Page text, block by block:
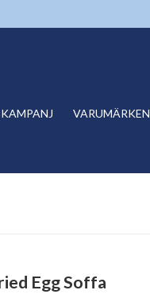
KAMPANJ VARUMÄRKEN
Egg Soffa